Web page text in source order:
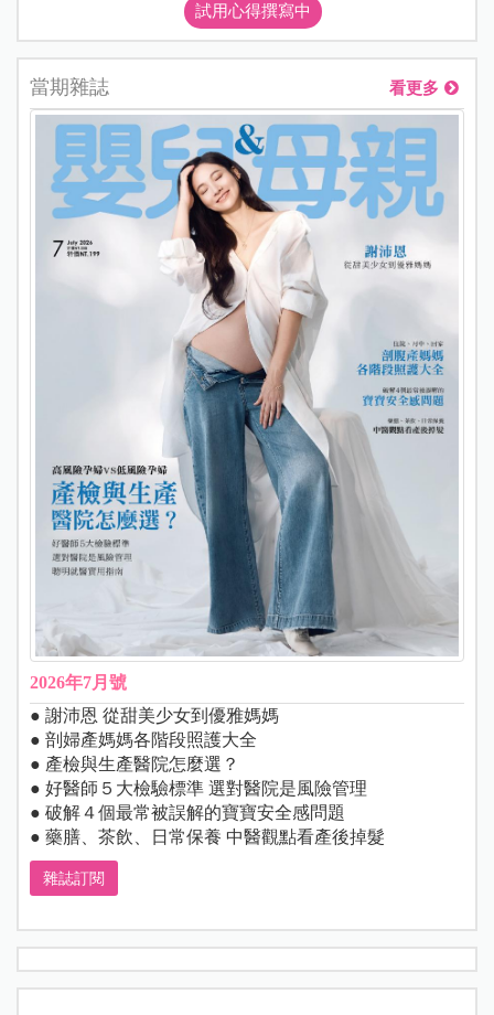
試用心得撰寫中
當期雜誌 看更多
2026年7月號
● 謝沛恩 從甜美少女到優雅媽媽
● 剖婦產媽媽各階段照護大全
● 產檢與生產醫院怎麼選？
● 好醫師５大檢驗標準 選對醫院是風險管理
● 破解４個最常被誤解的寶寶安全感問題
● 藥膳、茶飲、日常保養 中醫觀點看產後掉髮
雜誌訂閱